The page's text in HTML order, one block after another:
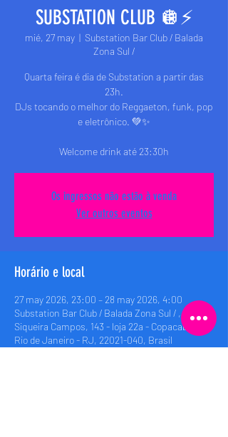
SUBSTATION CLUB 🪩⚡️
mié, 27 may
  |
Substation Bar Club / Balada
Zona Sul /
Quarta feira é dia de Substation a partir das
23h.
DJs tocando o melhor do Reggaeton, funk, pop
e eletrônico. 💚✨
Welcome drink até 23:30h
Os ingressos não estão à venda
Ver outros eventos
Horário e local
27 may 2026, 23:00 – 28 may 2026, 4:00
Substation Bar Club / Balada Zona Sul / , Rua
Siqueira Campos, 143 - loja 22a - Copacabana,
Rio de Janeiro - RJ, 22021-040, Brasil